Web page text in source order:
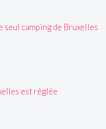
seul camping de Bruxelles
est réglée